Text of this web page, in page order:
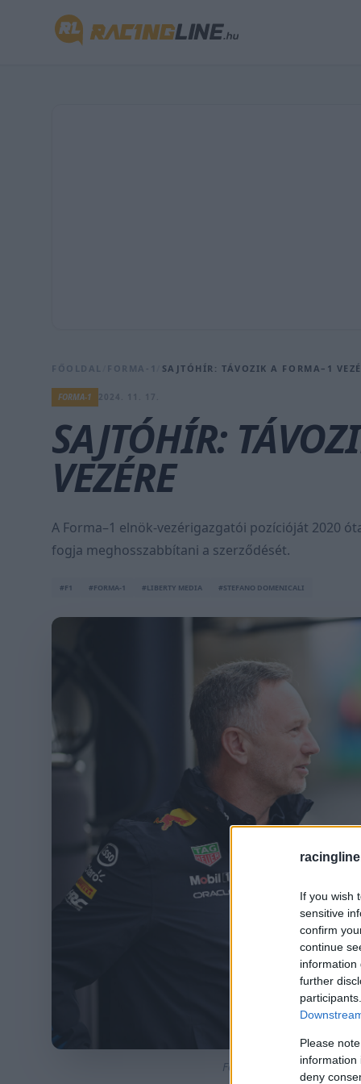
If you wish
sensitive
confirm
continue
information
further
Please
information
deny
FŐOLDAL FORMA-1 SAJTÓHÍR: TÁVOZIK A FORMA–1
FORMA-1
SAJTÓHÍR:
VEZÉRE
A Forma–1 elnök-vezérigazgatói pozícióját 2020
fogja meghosszabbítani a szerződését.
#F1 #FORMA-1 #LIBERTY MEDIA #STEFANO DOMENICALI
Fotó: Rudy Carezzevoli/